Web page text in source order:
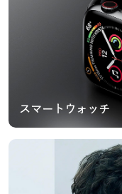
スマートウォッチ